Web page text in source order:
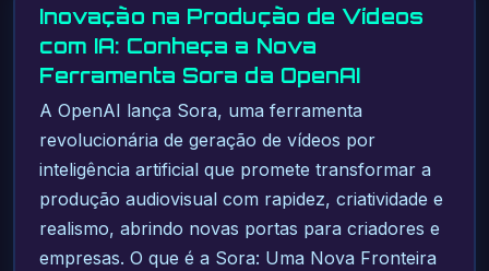
Inovação na Produção de Vídeos
com IA: Conheça a Nova
Ferramenta Sora da OpenAI
A OpenAI lança Sora, uma ferramenta
revolucionária de geração de vídeos por
inteligência artificial que promete transformar a
produção audiovisual com rapidez, criatividade e
realismo, abrindo novas portas para criadores e
empresas. O que é a Sora: Uma Nova Fronteira